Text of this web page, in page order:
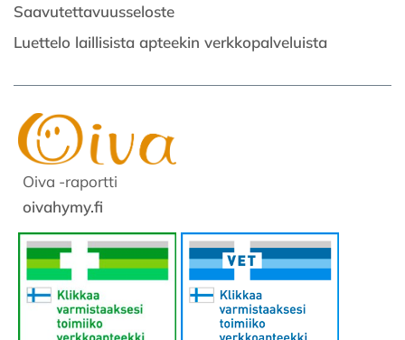
Saavutettavuusseloste
Luettelo laillisista apteekin verkkopalveluista
Oiva -raportti
oivahymy.fi